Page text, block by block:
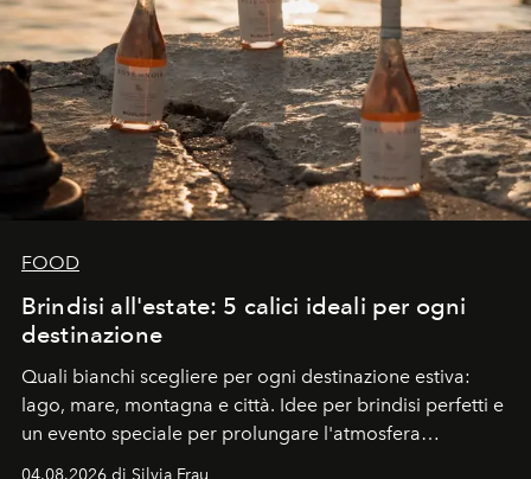
FOOD
Brindisi all'estate: 5 calici ideali per ogni
destinazione
Quali bianchi scegliere per ogni destinazione estiva:
lago, mare, montagna e città. Idee per brindisi perfetti e
un evento speciale per prolungare l'atmosfera
04.08.2026 di Silvia Frau